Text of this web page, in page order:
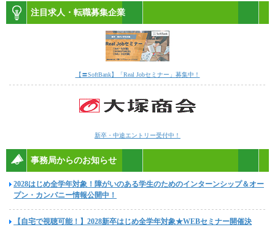
注目求人・転職募集企業
【〓SoftBank】「Real Jobセミナー」募集中！
新卒・中途エントリー受付中！
事務局からのお知らせ
2028はじめ全学年対象！障がいのある学生のためのインターンシップ＆オー
プン・カンパニー情報公開中！
【自宅で視聴可能！】2028新卒はじめ全学年対象★WEBセミナー開催決